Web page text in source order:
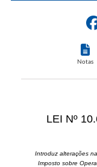
Notas
LEI Nº
Introduz alterações
Imposto sobre